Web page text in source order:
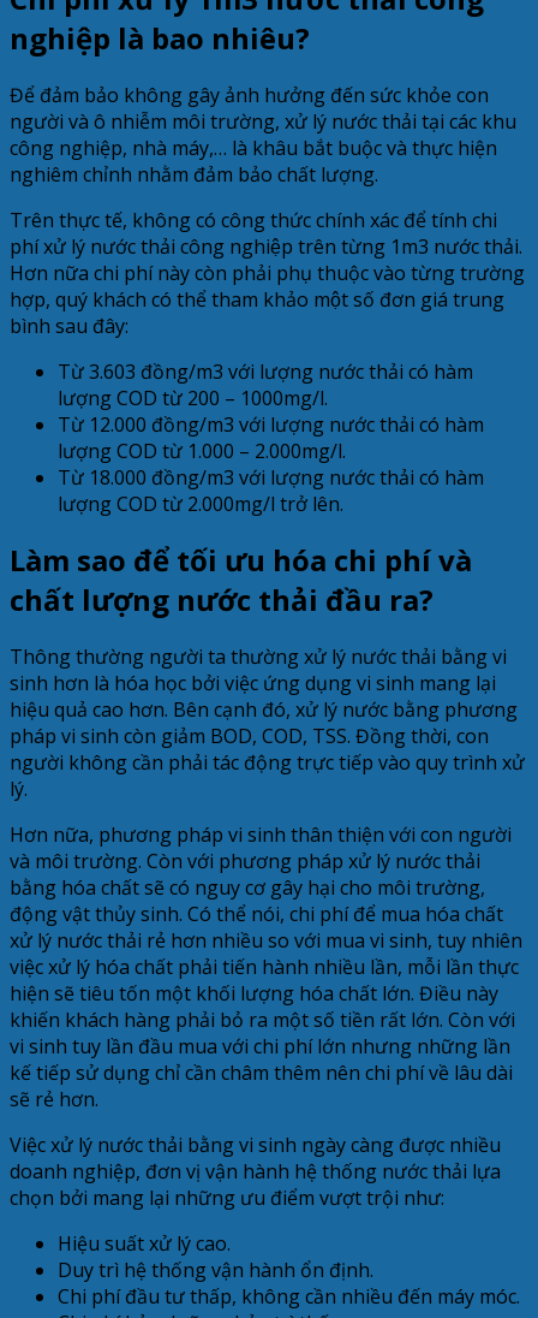
nghiệp là bao nhiêu?
Để đảm bảo không gây ảnh hưởng đến sức khỏe con
người và ô nhiễm môi trường, xử lý nước thải tại các khu
công nghiệp, nhà máy,… là khâu bắt buộc và thực hiện
nghiêm chỉnh nhằm đảm bảo chất lượng.
Trên thực tế, không có công thức chính xác để tính chi
phí xử lý nước thải công nghiệp trên từng 1m3 nước thải.
Hơn nữa chi phí này còn phải phụ thuộc vào từng trường
hợp, quý khách có thể tham khảo một số đơn giá trung
bình sau đây:
Từ 3.603 đồng/m3 với lượng nước thải có hàm
lượng COD từ 200 – 1000mg/l.
Từ 12.000 đồng/m3 với lượng nước thải có hàm
lượng COD từ 1.000 – 2.000mg/l.
Từ 18.000 đồng/m3 với lượng nước thải có hàm
lượng COD từ 2.000mg/l trở lên.
Làm sao để tối ưu hóa chi phí và
chất lượng nước thải đầu ra?
Thông thường người ta thường xử lý nước thải bằng vi
sinh hơn là hóa học bởi việc ứng dụng vi sinh mang lại
hiệu quả cao hơn. Bên cạnh đó, xử lý nước bằng phương
pháp vi sinh còn giảm BOD, COD, TSS. Đồng thời, con
người không cần phải tác động trực tiếp vào quy trình xử
lý.
Hơn nữa, phương pháp vi sinh thân thiện với con người
và môi trường. Còn với phương pháp xử lý nước thải
bằng hóa chất sẽ có nguy cơ gây hại cho môi trường,
động vật thủy sinh. Có thể nói, chi phí để mua hóa chất
xử lý nước thải rẻ hơn nhiều so với mua vi sinh, tuy nhiên
việc xử lý hóa chất phải tiến hành nhiều lần, mỗi lần thực
hiện sẽ tiêu tốn một khối lượng hóa chất lớn. Điều này
khiến khách hàng phải bỏ ra một số tiền rất lớn. Còn với
vi sinh tuy lần đầu mua với chi phí lớn nhưng những lần
kế tiếp sử dụng chỉ cần châm thêm nên chi phí về lâu dài
sẽ rẻ hơn.
Việc xử lý nước thải bằng vi sinh ngày càng được nhiều
doanh nghiệp, đơn vị vận hành hệ thống nước thải lựa
chọn bởi mang lại những ưu điểm vượt trội như:
Hiệu suất xử lý cao.
Duy trì hệ thống vận hành ổn định.
Chi phí đầu tư thấp, không cần nhiều đến máy móc.